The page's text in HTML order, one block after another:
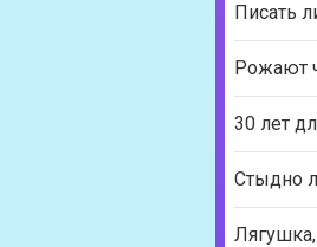
Писать
Рожают
30 лет
Стыдно
Лягушка,